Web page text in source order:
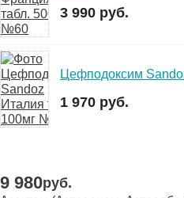
3 990 руб.
Цефподоксим
1 970 руб.
9 980руб.